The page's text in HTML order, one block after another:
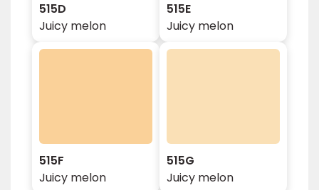
515D
Juicy melon
515E
Juicy melon
515F
Juicy melon
515G
Juicy melon